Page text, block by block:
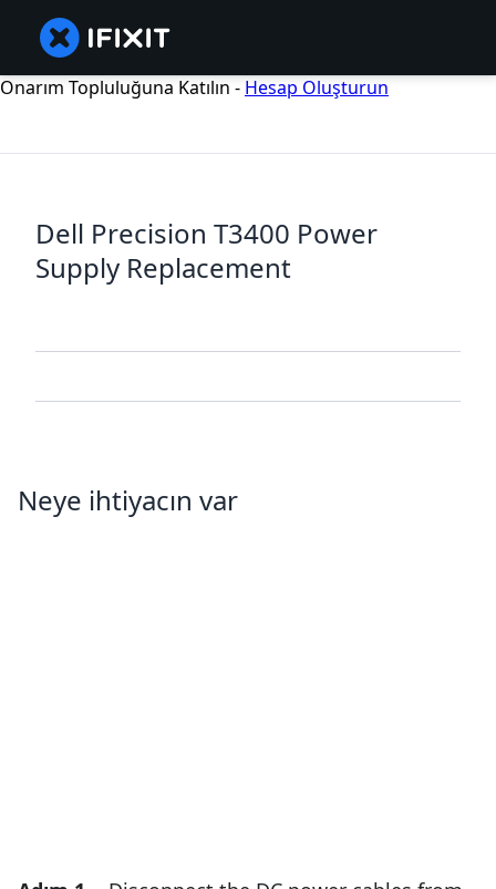
Onarım Topluluğuna Katılın - Hesap Oluşturun
Dell Precision T3400 Power
Supply Replacement
Neye ihtiyacın var